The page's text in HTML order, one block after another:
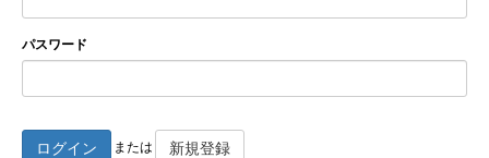
パスワード
ログイン または 新規登録